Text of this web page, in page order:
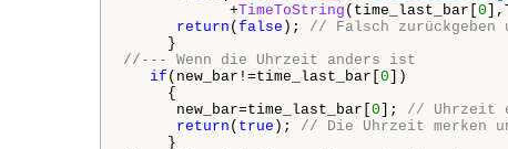
+TimeToString (time_last_bar[ 0
return ( false ); // Falsch zurückgeben
//--- Wenn die Uhrzeit anders ist
if (new_bar!=time_last_bar[ 0 ])
{
new_bar=time_last_bar[ 0 ]; // Uhrzeit
return ( true ); // Die Uhrzeit merken